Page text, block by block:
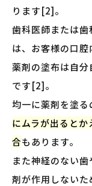
ります[2]。
歯科医師または
は、お客様の口腔
薬剤の塗布は自分
です[2]。
均一に薬剤を塗る
にムラが出ると
合もあります。
また神経のない
剤が作用しない